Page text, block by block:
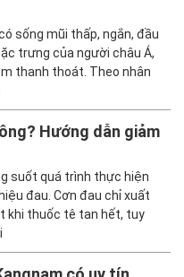
sống mũi thấp, ngắn, đầu
trưng của người châu Á,
thanh thoát. Theo nhân
Hướng dẫn giảm
suốt quá trình thực hiện
đau. Cơn đau chỉ xuất
khi thuốc tê tan hết, tuy